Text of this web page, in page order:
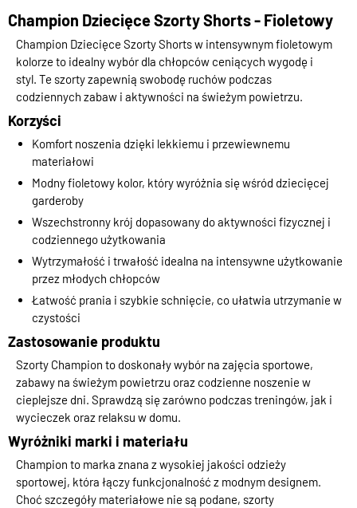
Champion Dziecięce Szorty Shorts - Fioletowy
Champion Dziecięce Szorty Shorts w intensywnym fioletowym
kolorze to idealny wybór dla chłopców ceniących wygodę i
styl. Te szorty zapewnią swobodę ruchów podczas
codziennych zabaw i aktywności na świeżym powietrzu.
Korzyści
Komfort noszenia dzięki lekkiemu i przewiewnemu
materiałowi
Modny fioletowy kolor, który wyróżnia się wśród dziecięcej
garderoby
Wszechstronny krój dopasowany do aktywności fizycznej i
codziennego użytkowania
Wytrzymałość i trwałość idealna na intensywne użytkowanie
przez młodych chłopców
Łatwość prania i szybkie schnięcie, co ułatwia utrzymanie w
czystości
Zastosowanie produktu
Szorty Champion to doskonały wybór na zajęcia sportowe,
zabawy na świeżym powietrzu oraz codzienne noszenie w
cieplejsze dni. Sprawdzą się zarówno podczas treningów, jak i
wycieczek oraz relaksu w domu.
Wyróżniki marki i materiału
Champion to marka znana z wysokiej jakości odzieży
sportowej, która łączy funkcjonalność z modnym designem.
Choć szczegóły materiałowe nie są podane, szorty